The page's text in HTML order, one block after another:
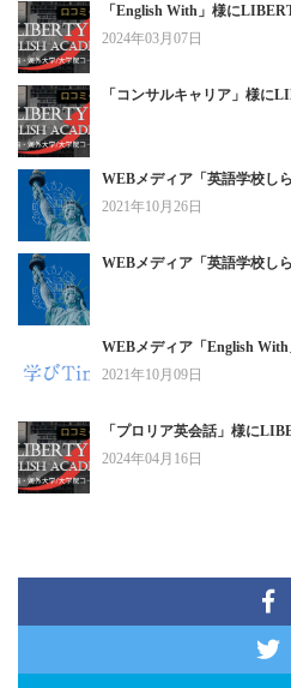
「English With」様に
2024年03月07日
「コンサルキャリア」様に
WEBメディア「英語学校し
2021年10月26日
WEBメディア「英語学校し
WEBメディア「English
2021年10月09日
「プロリア英会話」様に
2024年04月16日